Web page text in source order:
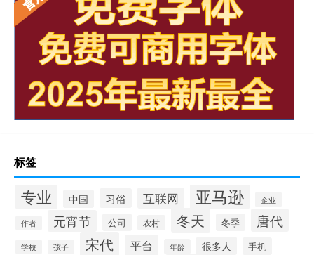
标签
专业 中国 习俗 互联网 亚马逊 企业
作者 元宵节 公司 农村 冬天 冬季 唐代
学校 孩子 宋代 平台 年龄 很多人 手机